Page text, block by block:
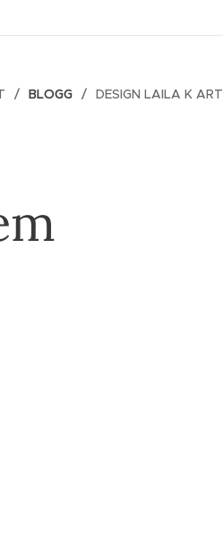
BLOGG DESIGN LAILA K ART